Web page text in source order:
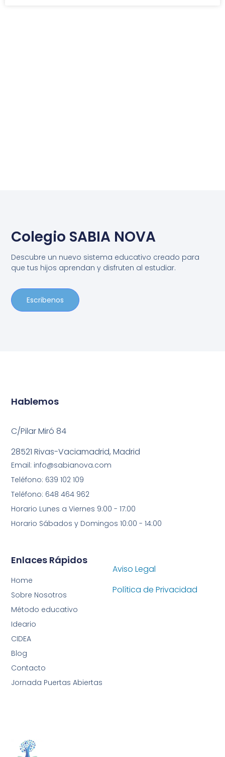
Colegio SABIA NOVA
Descubre un nuevo sistema educativo creado para
que tus hijos aprendan y disfruten al estudiar.
Escribenos
Aviso Legal
Política de Privacidad
Enlaces Rápidos
Home
Sobre Nosotros
Método educativo
Ideario
CIDEA
Blog
Contacto
Jornada Puertas Abiertas
Hablemos
C/Pilar Miró 84
28521 Rivas-Vaciamadrid, Madrid
Email: info@sabianova.com
Teléfono: 639 102 109
Teléfono: 648 464 962
Horario Lunes a Viernes 9:00 - 17:00
Horario Sábados y Domingos 10:00 - 14:00